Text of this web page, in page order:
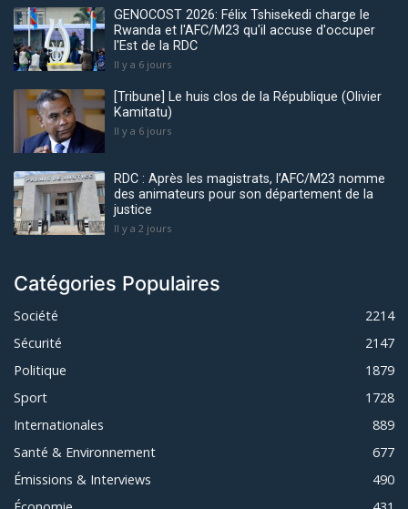
GENOCOST 2026: Félix Tshisekedi charge le
Rwanda et l'AFC/M23 qu'il accuse d'occuper
l'Est de la RDC
Il y a 6 jours
[Tribune] Le huis clos de la République (Olivier
Kamitatu)
Il y a 6 jours
RDC : Après les magistrats, l’AFC/M23 nomme
des animateurs pour son département de la
justice
Il y a 2 jours
Catégories Populaires
Société
2214
Sécurité
2147
Politique
1879
Sport
1728
Internationales
889
Santé & Environnement
677
Émissions & Interviews
490